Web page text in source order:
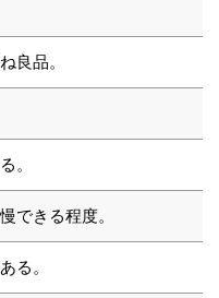
良品。
。
できる程度。
る。